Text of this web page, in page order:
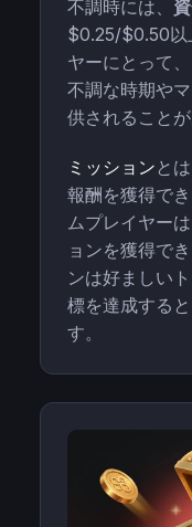
不調時には、
$0.25/$0.50以
ヤーにとって
不調な時期や
供されることが
ミッション と
報酬を獲得で
ムプレイヤー
ョンを獲得で
ンは好ましい
標を達成する
す。